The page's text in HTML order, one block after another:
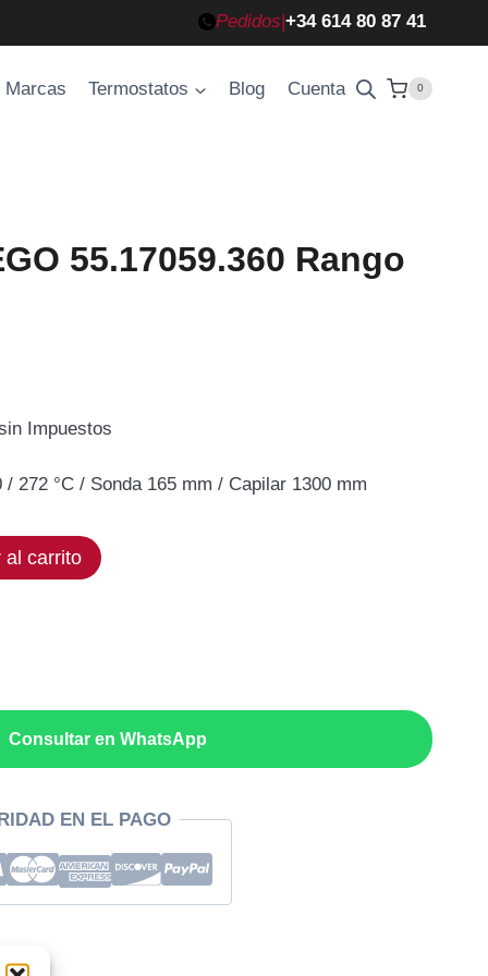
Pedidos|+34 614 80 87 41
Marcas Termostatos Blog Cuenta 0
55.17059.360 Rango
Impuestos
272 °C / Sonda 165 mm / Capilar 1300 mm
al carrito
Consultar en WhatsApp
EN EL PAGO